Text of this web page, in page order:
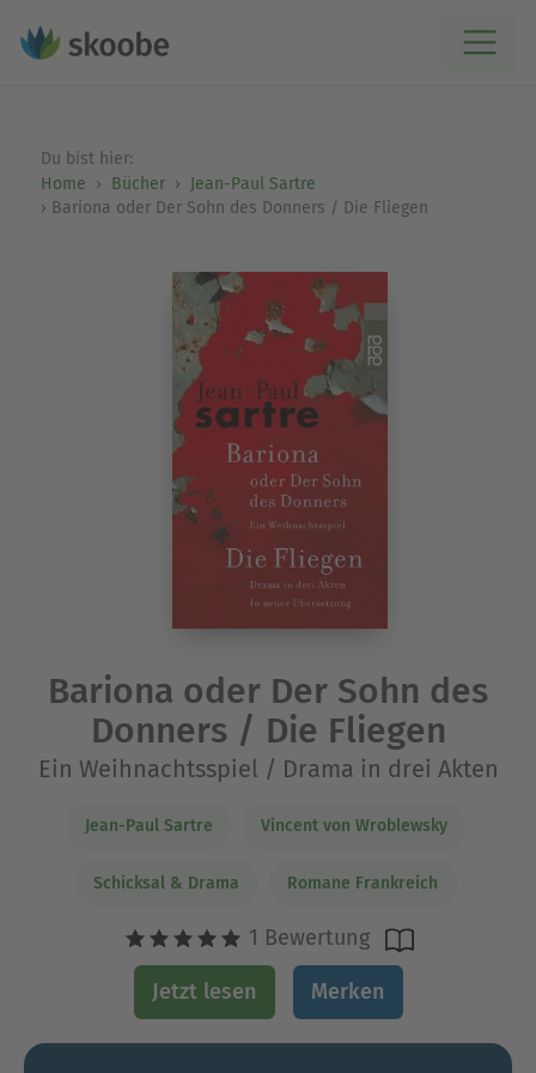
Du bist hier:
Home
Bücher
Jean-Paul Sartre
Bariona oder Der Sohn des Donners / Die Fliegen
Bariona oder Der Sohn des
Donners / Die Fliegen
Ein Weihnachtsspiel / Drama in drei Akten
Jean-Paul Sartre Vincent von Wroblewsky
Schicksal & Drama Romane Frankreich
1 Bewertung
Jetzt lesen Merken